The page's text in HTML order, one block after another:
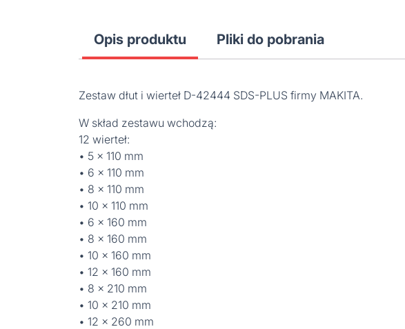
Opis produktu Pliki do pobrania
Zestaw dłut i wierteł D-42444 SDS-PLUS firmy MAKITA.
W skład zestawu wchodzą:
12 wierteł:
• 5 x 110 mm
• 6 x 110 mm
• 8 x 110 mm
• 10 x 110 mm
• 6 x 160 mm
• 8 x 160 mm
• 10 x 160 mm
• 12 x 160 mm
• 8 x 210 mm
• 10 x 210 mm
• 12 x 260 mm